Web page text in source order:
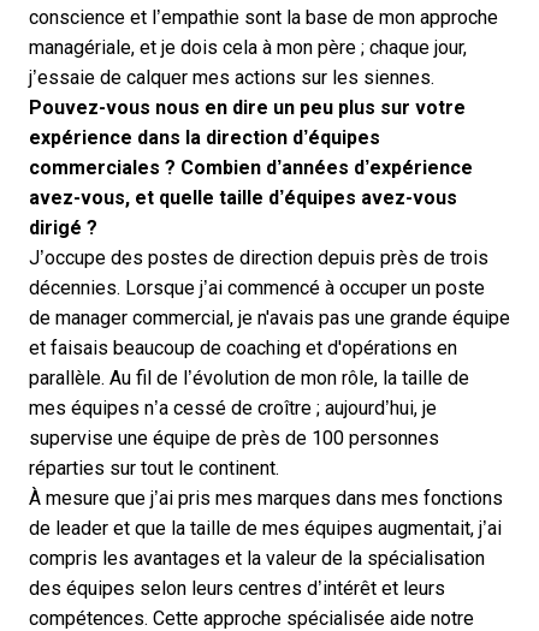
conscience et l’empathie sont la base de mon approche
managériale, et je dois cela à mon père ; chaque jour,
j’essaie de calquer mes actions sur les siennes.
Pouvez-vous nous en dire un peu plus sur votre
expérience dans la direction d’équipes
commerciales ? Combien d’années d’expérience
avez-vous, et quelle taille d’équipes avez-vous
dirigé ?
J’occupe des postes de direction depuis près de trois
décennies. Lorsque j’ai commencé à occuper un poste
de manager commercial, je n'avais pas une grande équipe
et faisais beaucoup de coaching et d'opérations en
parallèle. Au fil de l’évolution de mon rôle, la taille de
mes équipes n’a cessé de croître ; aujourd’hui, je
supervise une équipe de près de 100 personnes
réparties sur tout le continent.
À mesure que j’ai pris mes marques dans mes fonctions
de leader et que la taille de mes équipes augmentait, j’ai
compris les avantages et la valeur de la spécialisation
des équipes selon leurs centres d’intérêt et leurs
compétences. Cette approche spécialisée aide notre